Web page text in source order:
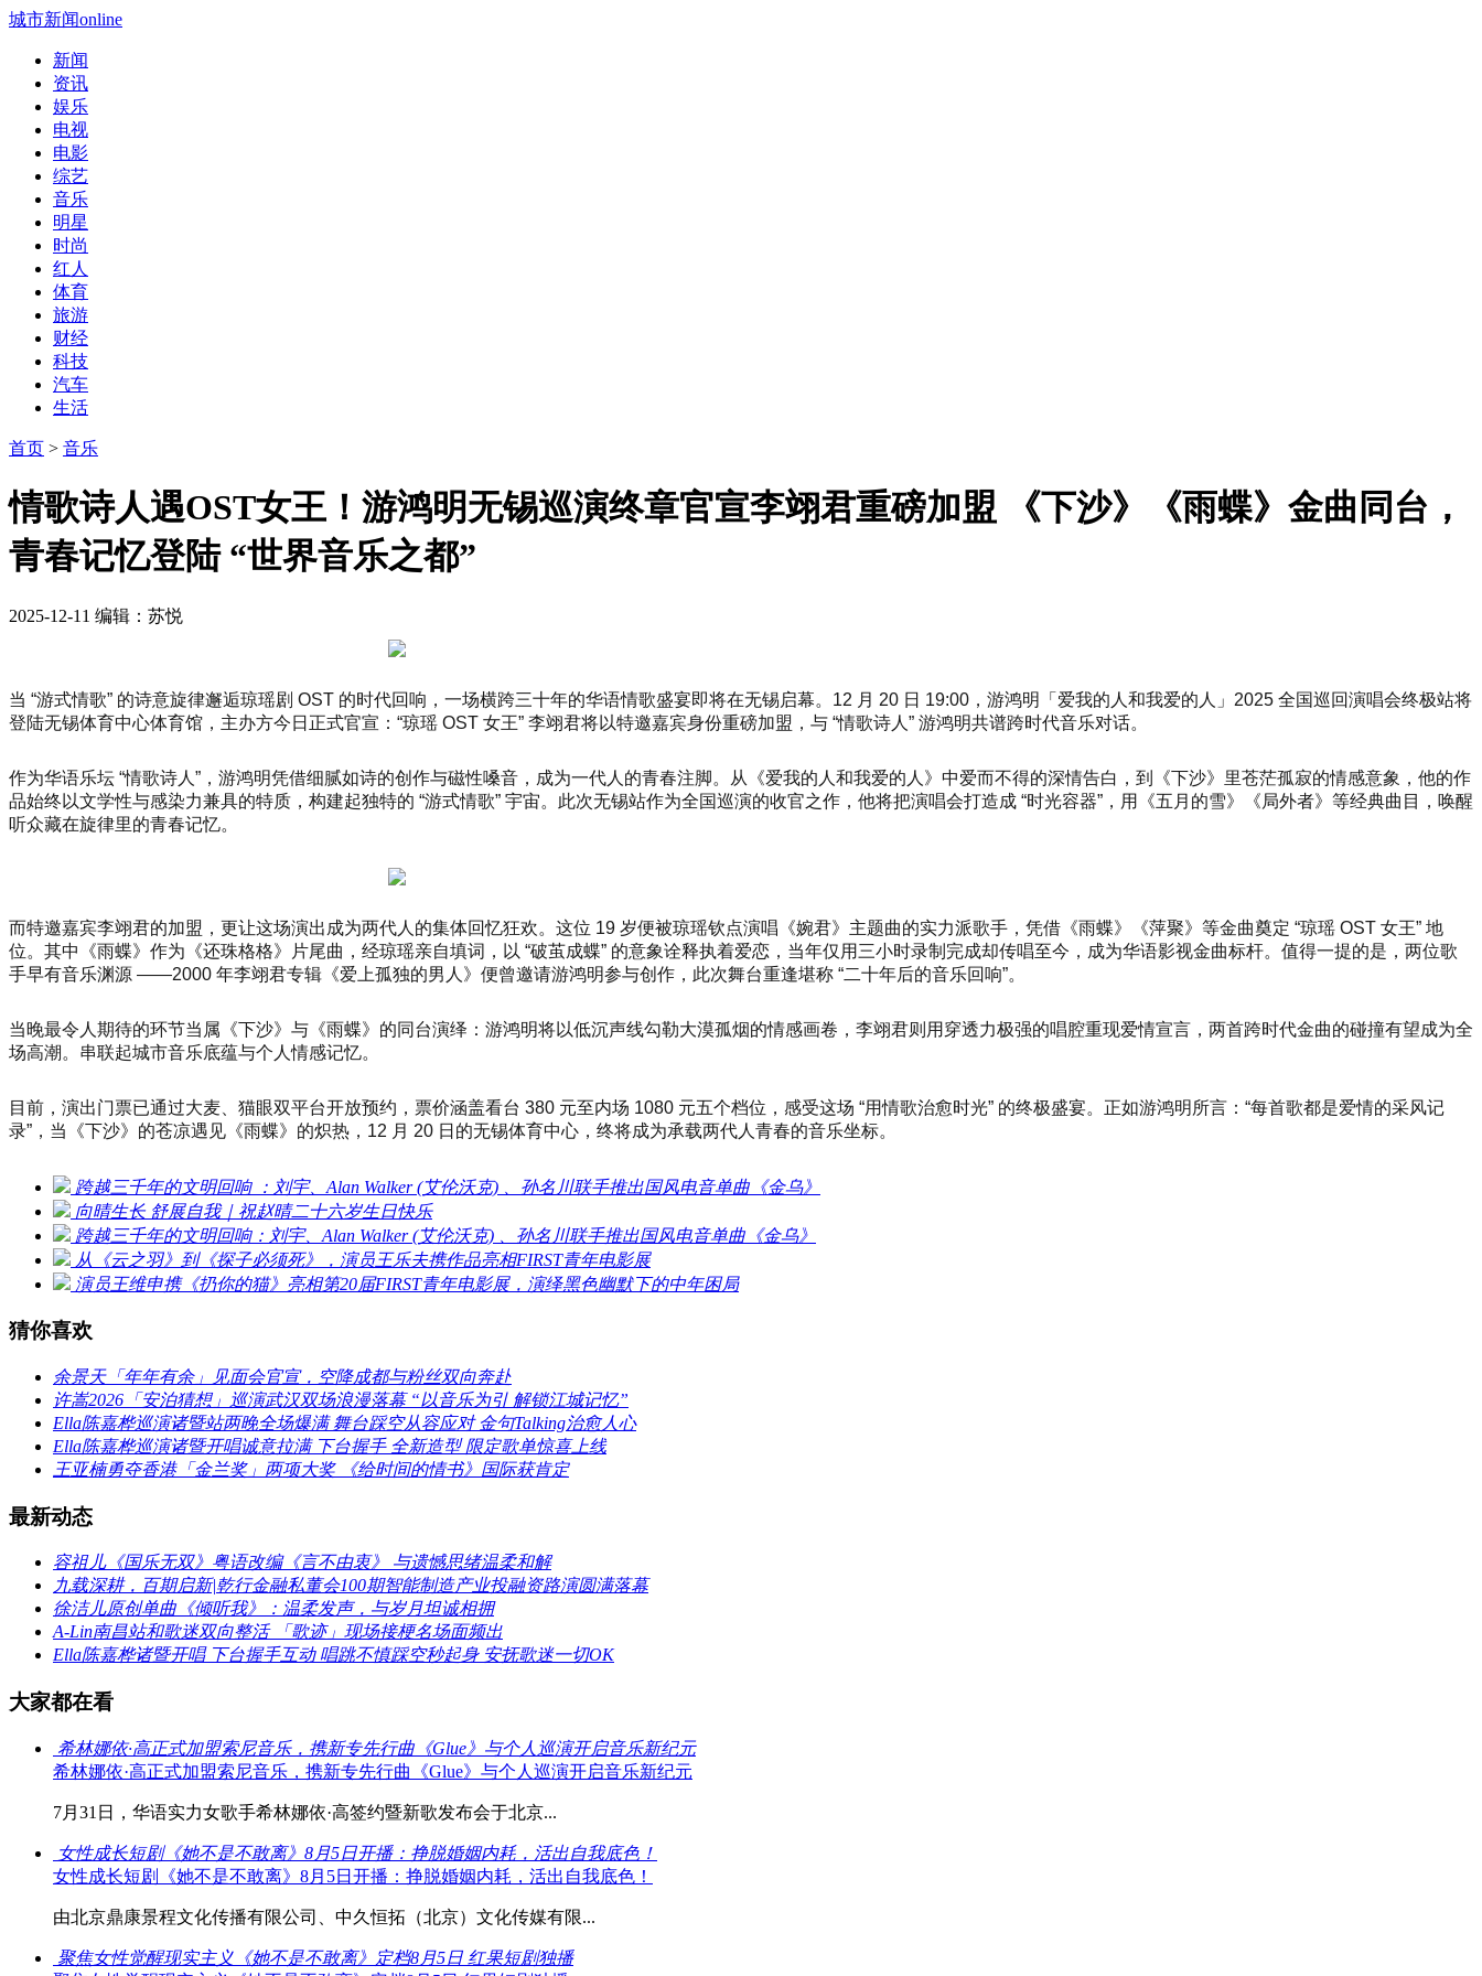
城市新闻online
新闻
资讯
娱乐
电视
电影
综艺
音乐
明星
时尚
红人
体育
旅游
财经
科技
汽车
生活
首页 > 音乐
情歌诗人遇OST女王！游鸿明无锡巡演终章官宣李翊君重磅加盟 《下沙》《雨蝶》金曲同台，
青春记忆登陆 “世界音乐之都”
2025-12-11 编辑：苏悦
当 “游式情歌” 的诗意旋律邂逅琼瑶剧 OST 的时代回响，一场横跨三十年的华语情歌盛宴即将在无锡启幕。12 月 20 日 19:00，游鸿明「爱我的人和我爱的人」2025 全国巡回演唱会终极站将
登陆无锡体育中心体育馆，主办方今日正式官宣：“琼瑶 OST 女王” 李翊君将以特邀嘉宾身份重磅加盟，与 “情歌诗人” 游鸿明共谱跨时代音乐对话。
作为华语乐坛 “情歌诗人”，游鸿明凭借细腻如诗的创作与磁性嗓音，成为一代人的青春注脚。从《爱我的人和我爱的人》中爱而不得的深情告白，到《下沙》里苍茫孤寂的情感意象，他的作
品始终以文学性与感染力兼具的特质，构建起独特的 “游式情歌” 宇宙。此次无锡站作为全国巡演的收官之作，他将把演唱会打造成 “时光容器”，用《五月的雪》《局外者》等经典曲目，唤醒
听众藏在旋律里的青春记忆。
而特邀嘉宾李翊君的加盟，更让这场演出成为两代人的集体回忆狂欢。这位 19 岁便被琼瑶钦点演唱《婉君》主题曲的实力派歌手，凭借《雨蝶》《萍聚》等金曲奠定 “琼瑶 OST 女王” 地
位。其中《雨蝶》作为《还珠格格》片尾曲，经琼瑶亲自填词，以 “破茧成蝶” 的意象诠释执着爱恋，当年仅用三小时录制完成却传唱至今，成为华语影视金曲标杆。值得一提的是，两位歌
手早有音乐渊源 ——2000 年李翊君专辑《爱上孤独的男人》便曾邀请游鸿明参与创作，此次舞台重逢堪称 “二十年后的音乐回响”。
当晚最令人期待的环节当属《下沙》与《雨蝶》的同台演绎：游鸿明将以低沉声线勾勒大漠孤烟的情感画卷，李翊君则用穿透力极强的唱腔重现爱情宣言，两首跨时代金曲的碰撞有望成为全
场高潮。串联起城市音乐底蕴与个人情感记忆。
目前，演出门票已通过大麦、猫眼双平台开放预约，票价涵盖看台 380 元至内场 1080 元五个档位，感受这场 “用情歌治愈时光” 的终极盛宴。正如游鸿明所言：“每首歌都是爱情的采风记
录”，当《下沙》的苍凉遇见《雨蝶》的炽热，12 月 20 日的无锡体育中心，终将成为承载两代人青春的音乐坐标。
跨越三千年的文明回响 ：刘宇、Alan Walker (艾伦沃克) 、孙名川联手推出国风电音单曲《金乌》
向晴生长 舒展自我｜祝赵晴二十六岁生日快乐
跨越三千年的文明回响：刘宇、Alan Walker (艾伦沃克) 、孙名川联手推出国风电音单曲《金乌》
从《云之羽》到《探子必须死》，演员王乐夫携作品亮相FIRST青年电影展
演员王维申携《扔你的猫》亮相第20届FIRST青年电影展，演绎黑色幽默下的中年困局
猜你喜欢
余景天「年年有余」见面会官宣，空降成都与粉丝双向奔赴
许嵩2026「安泊猜想」巡演武汉双场浪漫落幕 “以音乐为引 解锁江城记忆”
Ella陈嘉桦巡演诸暨站两晚全场爆满 舞台踩空从容应对 金句Talking治愈人心
Ella陈嘉桦巡演诸暨开唱诚意拉满 下台握手 全新造型 限定歌单惊喜上线
王亚楠勇夺香港「金兰奖」两项大奖 《给时间的情书》国际获肯定
最新动态
容祖儿《国乐无双》粤语改编《言不由衷》 与遗憾思绪温柔和解
九载深耕，百期启新|乾行金融私董会100期智能制造产业投融资路演圆满落幕
徐洁儿原创单曲《倾听我》：温柔发声，与岁月坦诚相拥
A-Lin南昌站和歌迷双向整活 「歌迹」现场接梗名场面频出
Ella陈嘉桦诸暨开唱 下台握手互动 唱跳不慎踩空秒起身 安抚歌迷一切OK
大家都在看
希林娜依·高正式加盟索尼音乐，携新专先行曲《Glue》与个人巡演开启音乐新纪元
希林娜依·高正式加盟索尼音乐，携新专先行曲《Glue》与个人巡演开启音乐新纪元
7月31日，华语实力女歌手希林娜依·高签约暨新歌发布会于北京...
女性成长短剧《她不是不敢离》8月5日开播：挣脱婚姻内耗，活出自我底色！
女性成长短剧《她不是不敢离》8月5日开播：挣脱婚姻内耗，活出自我底色！
由北京鼎康景程文化传播有限公司、中久恒拓（北京）文化传媒有限...
聚焦女性觉醒现实主义《她不是不敢离》定档8月5日 红果短剧独播